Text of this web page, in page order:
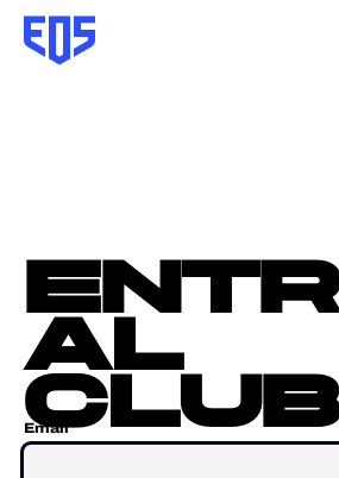
al
club
Email